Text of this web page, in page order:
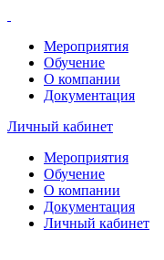
Мероприятия
Обучение
О компании
Документация
Личный кабинет
Мероприятия
Обучение
О компании
Документация
Личный кабинет